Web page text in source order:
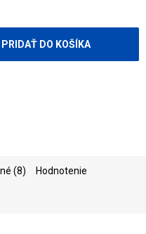
PRIDAŤ DO KOŠÍKA
(8) Hodnotenie